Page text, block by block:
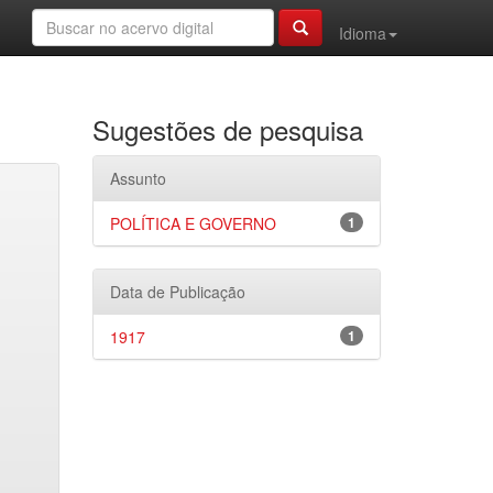
Idioma
Sugestões de pesquisa
Assunto
1
POLÍTICA E GOVERNO
Data de Publicação
1
1917